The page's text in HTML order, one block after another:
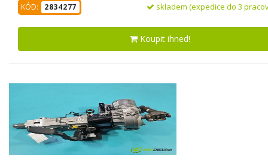
KÓD: 2834277 skladem (expedice do 3
Koupit ihned!